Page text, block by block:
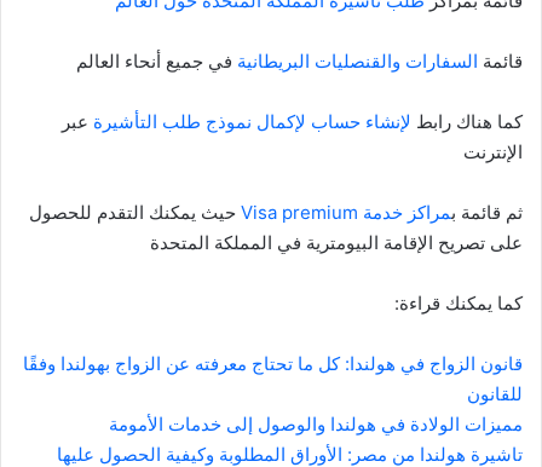
قائمة السفارات والقنصليات البريطانية في جميع أنحاء العالم
كما هناك رابط لإنشاء حساب لإكمال نموذج طلب التأشيرة عبر
الإنترنت
ثم قائمة ب مراكز خدمة Visa premium
حيث يمكنك التقدم للحصول
على تصريح الإقامة البيومترية في المملكة المتحدة
كما يمكنك قراءة:
قانون الزواج في هولندا: كل ما تحتاج معرفته عن الزواج بهولندا وفقًا
للقانون
مميزات الولادة في هولندا والوصول إلى خدمات الأمومة
تاشيرة هولندا من مصر: الأوراق المطلوبة وكيفية الحصول عليها